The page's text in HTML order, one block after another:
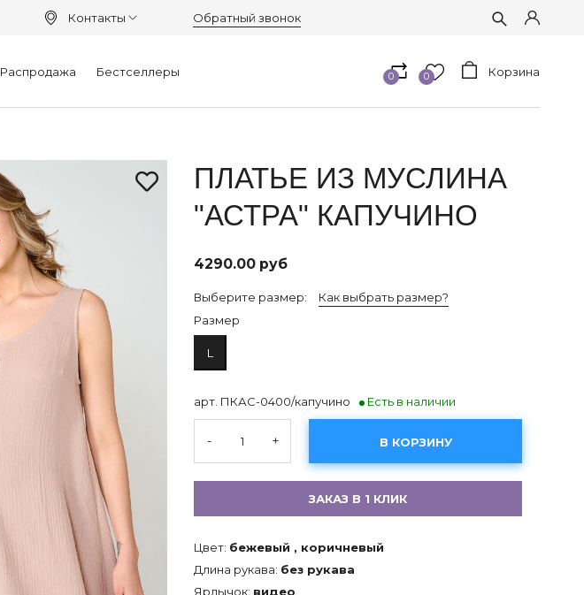
Контакты Обратный звонок
Распродажа Бестселлеры 0 0 Корзина
ПЛАТЬЕ ИЗ МУСЛИНА
"АСТРА" КАПУЧИНО
4290.00 руб
Выберите размер:
Как выбрать размер?
Размер
L
арт. ПКАС-0400/капучино Есть в наличии
- + В КОРЗИНУ
ЗАКАЗ В 1 КЛИК
Цвет: бежевый , коричневый
Длина рукава: без рукава
Ярлычок: видео